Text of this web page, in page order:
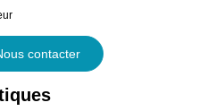
contacter